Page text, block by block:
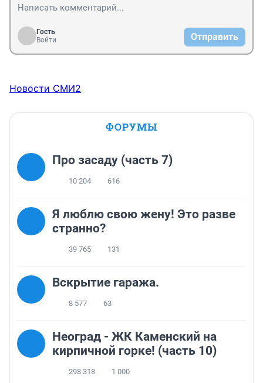
цирке, да пусть он выходит хоть куда главное чтобы
руки мыл после туалета и санитарку по честному
получал.
Не для этого ли заведения Терешкова собралась
Гость
Войти
Отправить
Новости СМИ2
ФОРУМЫ
Про засаду (часть 7)
10 204 616
Я люблю свою жену! Это разве
странно?
39 765 131
Вскрытие гаража.
8 577 63
Неоград - ЖК Каменский на
кирпичной горке! (часть 10)
298 318 1 000